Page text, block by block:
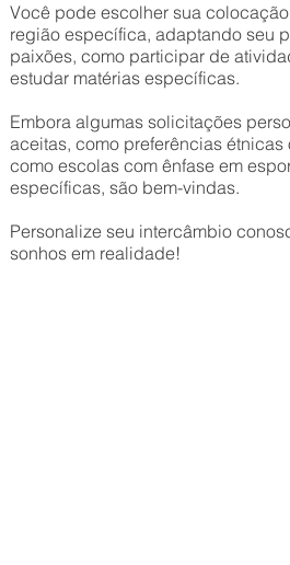
Você pode escolher sua
região específica, adaptando seu
paixões, como participar de
estudar matérias específicas.
Embora algumas solicitações
aceitas, como preferências étnicas
como escolas com ênfase em
específicas, são bem-vindas.
Personalize seu intercâmbio
sonhos em realidade!